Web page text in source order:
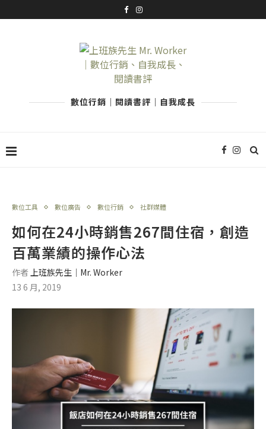
數位行銷｜閱讀書評｜自我成長
數位工具 數位廣告 數位行銷 社群媒體
如何在24小時銷售267間住宿，創造
百萬業績的操作心法
作者 上班族先生│Mr. Worker
13 6 月, 2019